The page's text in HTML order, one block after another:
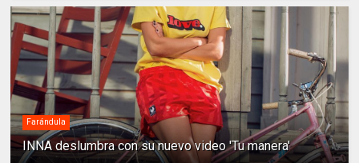
Farándula
INNA deslumbra con su nuevo video 'Tu manera'